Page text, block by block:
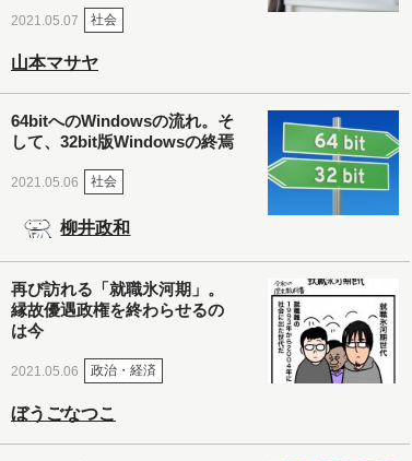
2021.05.07 社会
山本マサヤ
64bitへのWindowsの流れ。そ
して、32bit版Windowsの終焉
2021.05.06 社会
柳井政和
再び訪れる「就職氷河期」。
縁故優遇政権を終わらせるの
は今
2021.05.06 政治・経済
ぼうごなつこ